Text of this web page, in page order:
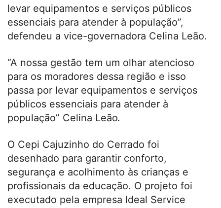
levar equipamentos e serviços públicos
essenciais para atender à população”,
defendeu a vice-governadora Celina Leão.
“A nossa gestão tem um olhar atencioso
para os moradores dessa região e isso
passa por levar equipamentos e serviços
públicos essenciais para atender à
população” Celina Leão.
O Cepi Cajuzinho do Cerrado foi
desenhado para garantir conforto,
segurança e acolhimento às crianças e
profissionais da educação. O projeto foi
executado pela empresa Ideal Service